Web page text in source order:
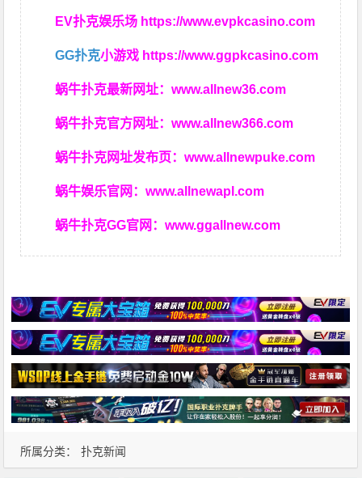
EV扑克娱乐场 https://www.evpkcasino.com
GG扑克小游戏 https://www.ggpkcasino.com
蜗牛扑克最新网址：www.allnew36.com
蜗牛扑克官方网址：www.allnew366.com
蜗牛扑克网址发布页：www.allnewpuke.com
蜗牛娱乐官网：www.allnewapl.com
蜗牛扑克GG官网：www.ggallnew.com
所属分类： 扑克新闻